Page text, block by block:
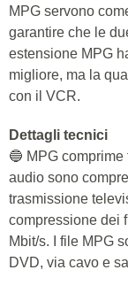
MPG servono
garantire che le
estensione MPG
migliore, ma la
con il VCR.
Dettagli tecnici
🔵 MPG
audio sono
trasmissione
compressione dei
Mbit/s. I file MPG
DVD, via cavo e